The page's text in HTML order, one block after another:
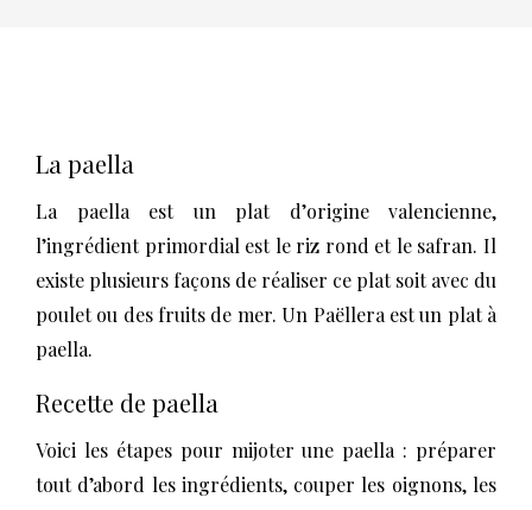
La paella
La paella est un plat d’origine valencienne,
l’ingrédient primordial est le riz rond et le safran. Il
existe plusieurs façons de réaliser ce plat soit avec du
poulet ou des fruits de mer. Un Paëllera est un plat à
paella.
Recette de paella
Voici les étapes pour mijoter une paella : préparer
tout d’abord les ingrédients, couper les oignons, les